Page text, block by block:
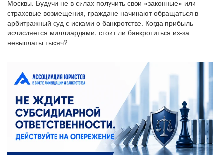
страховые возмещения, граждане начинают обращаться в
арбитражный суд с исками о банкротстве. Когда прибыль
исчисляется миллиардами, стоит ли банкротиться из-за
невыплаты тысяч?